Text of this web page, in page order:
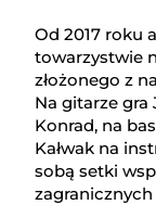
Od 2017 roku
towarzystwie
złożonego z
Na gitarze gra
Konrad, na
Kałwak na
sobą setki